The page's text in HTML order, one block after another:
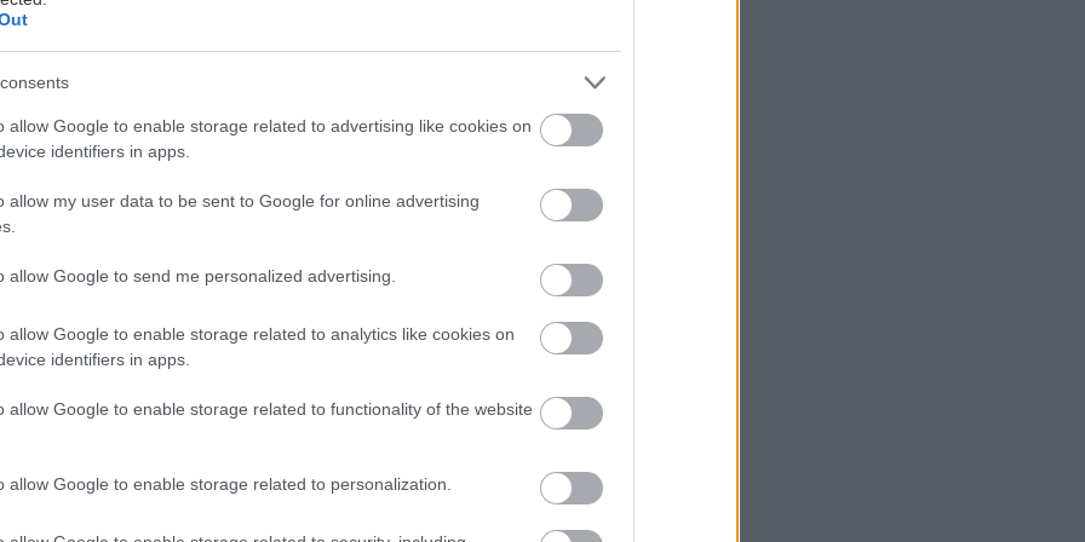
allow Google to enable storage related to advertising like cookies on
identifiers in apps.
allow my user data to be sent to Google for online advertising
allow Google to send me personalized advertising.
allow Google to enable storage related to analytics like cookies on
identifiers in apps.
allow Google to enable storage related to functionality of the website
allow Google to enable storage related to personalization.
το αθηναϊκό κέντρο ξαναγέμισε και όσοι τείνουν να βλέπουν
σπεύδουν να βροντοφωνάξουν «καλό χειμώνα» σε όποιον
να του μεταδώσουν λίγη από την κατάθλιψή τους που τελείωσαν οι
δεν είστε από αυτούς, αλλά (θέλουμε να πιστεύουμε) ότι ανήκετε
το ποτήρι μισογεμάτο, θα συμφωνήσετε μαζί μας πως ο
τουλάχιστον μέχρι ο υδράργυρος να μας αλλάξει πορεία – είναι
Και το καλοκαίρι πρέπει να το εκμεταλλευόμαστε μέχρι
παρακάτω τις καλύτερες ιδέες για να συνεχίσετε να νιώθετε πως
εκμεταλλευόμενοι όλες τις ευάερες και ευήλιες παροχές της